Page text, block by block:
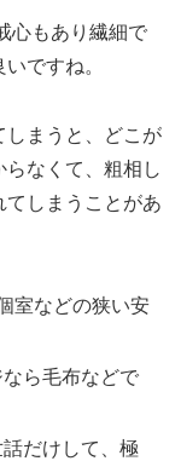
心もあり繊細で
ですね。
しまうと、どこが
なくて、粗相し
てしまうことがあ
室などの狭い安
ら毛布などで
だけして、極